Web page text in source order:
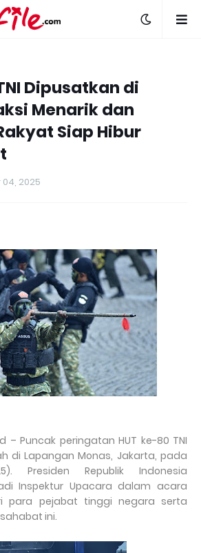
Dipusatkan di
Menarik dan
Siap Hibur
2025
– Puncak peringatan HUT ke-80 TNI
di Lapangan Monas, Jakarta, pada
Presiden Republik Indonesia
Inspektur Upacara dalam acara
para pejabat tinggi negara serta
ini.